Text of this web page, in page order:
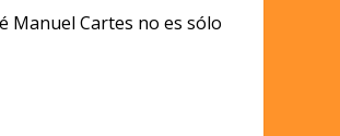
Manuel Cartes no es sólo